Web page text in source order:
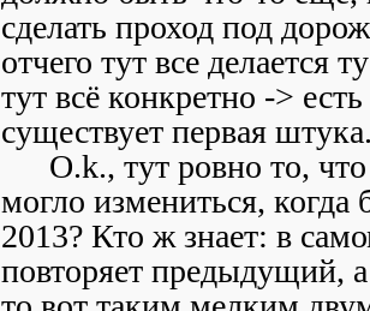
сделать проход под
отчего тут все делается
тут всё конкретно ->
существует первая
O.k., тут ровно то,
могло измениться, когда
2013? Кто ж знает: в
повторяет предыдущий,